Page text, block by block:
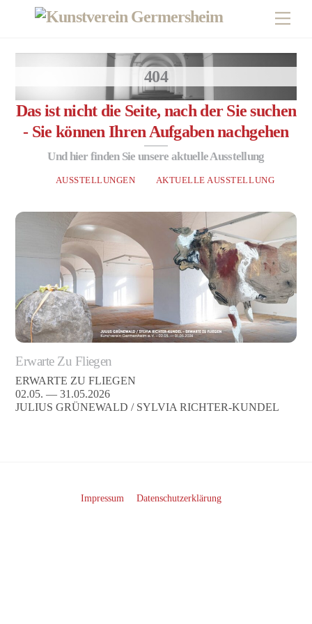
404
Das ist nicht die Seite, nach der Sie suchen
- Sie können Ihren Aufgaben nachgehen
Und hier finden Sie unsere aktuelle Ausstellung
AUSSTELLUNGEN AKTUELLE AUSSTELLUNG
Erwarte Zu Fliegen
ERWARTE ZU FLIEGEN
02.05. — 31.05.2026
JULIUS GRÜNEWALD / SYLVIA RICHTER-KUNDEL
Impressum Datenschutzerklärung